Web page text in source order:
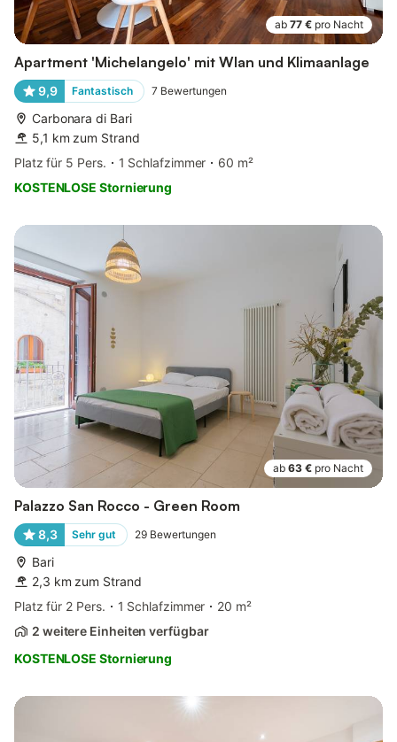
ab 77 € pro Nacht
Apartment 'Michelangelo' mit Wlan und Klimaanlage
9,9 Fantastisch 7 Bewertungen
Carbonara di Bari
5,1 km zum Strand
Platz für 5 Pers.
1 Schlafzimmer
60 m²
KOSTENLOSE Stornierung
ab 63 € pro Nacht
Palazzo San Rocco - Green Room
8,3 Sehr gut 29 Bewertungen
Bari
2,3 km zum Strand
Platz für 2 Pers.
1 Schlafzimmer
20 m²
2 weitere Einheiten verfügbar
KOSTENLOSE Stornierung